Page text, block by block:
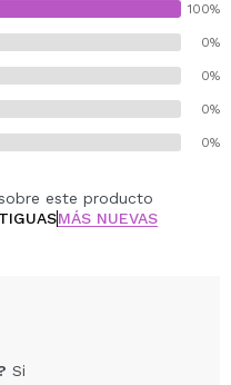
100%
0%
0%
0%
0%
este producto
MÁS NUEVAS
Si